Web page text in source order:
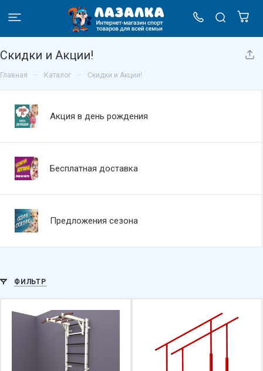
Скидки и Акции!
Главная – Каталог – Скидки и Акции!
Акция в день рождения
Бесплатная доставка
Предложения сезона
ФИЛЬТР